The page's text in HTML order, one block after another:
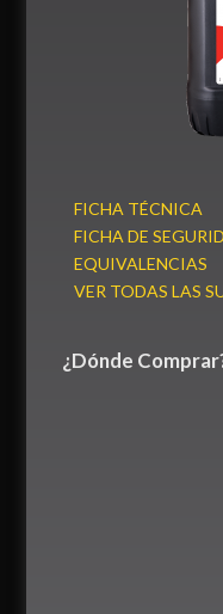
FICHA TÉCNICA
FICHA DE
EQUIVALENCIAS
VER TODAS LAS
¿Dónde